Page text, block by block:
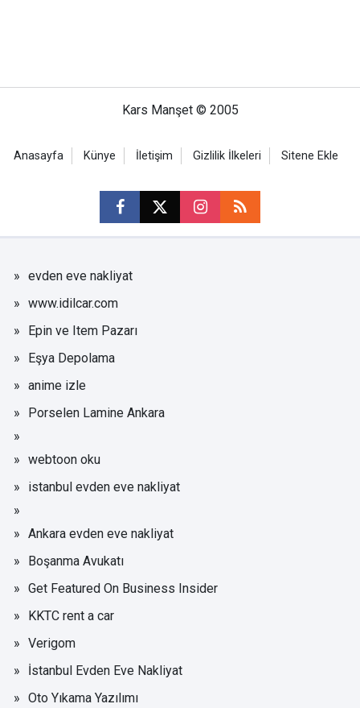
Kars Manşet © 2005
Anasayfa Künye İletişim Gizlilik İlkeleri Sitene Ekle
evden eve nakliyat
www.idilcar.com
Epin ve Item Pazarı
Eşya Depolama
anime izle
Porselen Lamine Ankara
webtoon oku
istanbul evden eve nakliyat
Ankara evden eve nakliyat
Boşanma Avukatı
Get Featured On Business Insider
KKTC rent a car
Verigom
İstanbul Evden Eve Nakliyat
Oto Yıkama Yazılımı